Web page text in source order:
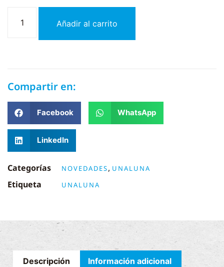
Añadir al carrito
Compartir en:
Facebook WhatsApp
LinkedIn
Categorías NOVEDADES, UNALUNA
Etiqueta UNALUNA
Descripción Información adicional